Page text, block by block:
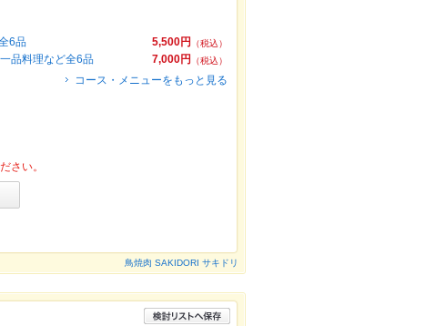
5,500円
（税込）
6品
7,000円
（税込）
品料理など全6品
コース・メニューをもっと見る
さい。
鳥焼肉 SAKIDORI サキドリ